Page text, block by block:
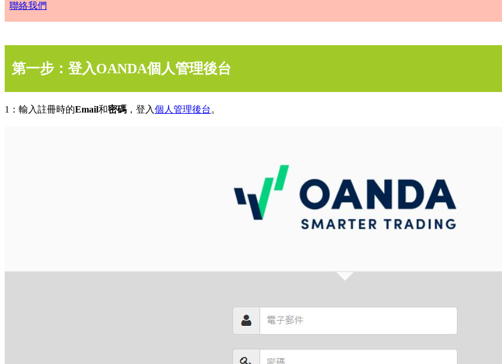
聯絡我們
第一步：登入OANDA個人管理後台
1：輸入註冊時的Email和密碼 ，登入個人管理後台 。